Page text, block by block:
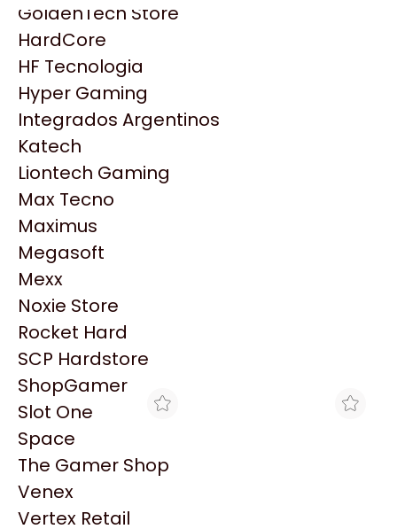
HP
HyperX
INNO3D
Intel
Kingston
Lenovo
Logitech
MSI
NVIDIA GeForce
NZXT
PNY
Palit
Philips
PowerColor
Razer
Redragon
Samsung
Sandisk
Sapphire
GoldenTech Store
HardCore
HF Tecnologia
Hyper Gaming
Integrados Argentinos
Katech
Liontech Gaming
Max Tecno
Maximus
Megasoft
Mexx
Noxie Store
Rocket Hard
SCP Hardstore
ShopGamer
Slot One
Space
The Gamer Shop
Venex
Vertex Retail
Productos
Similares
Explorá más productos similares